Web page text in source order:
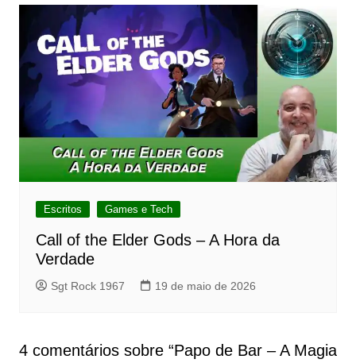
Escritos Games e Tech
Call of the Elder Gods – A Hora da
Verdade
Sgt Rock 1967 19 de maio de 2026
4 comentários sobre “Papo de Bar – A Magia